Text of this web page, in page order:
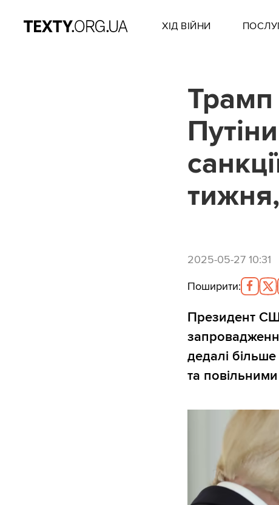
ХІД ВІЙНИ
2025-05-27 10:31
Поширити:
Президент
дедалі
та